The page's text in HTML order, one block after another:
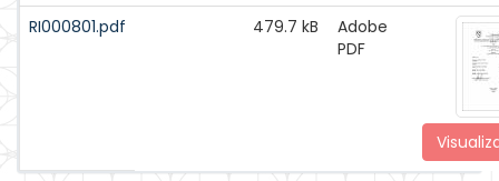
RI000801.pdf
479.7 kB
Adobe
PDF